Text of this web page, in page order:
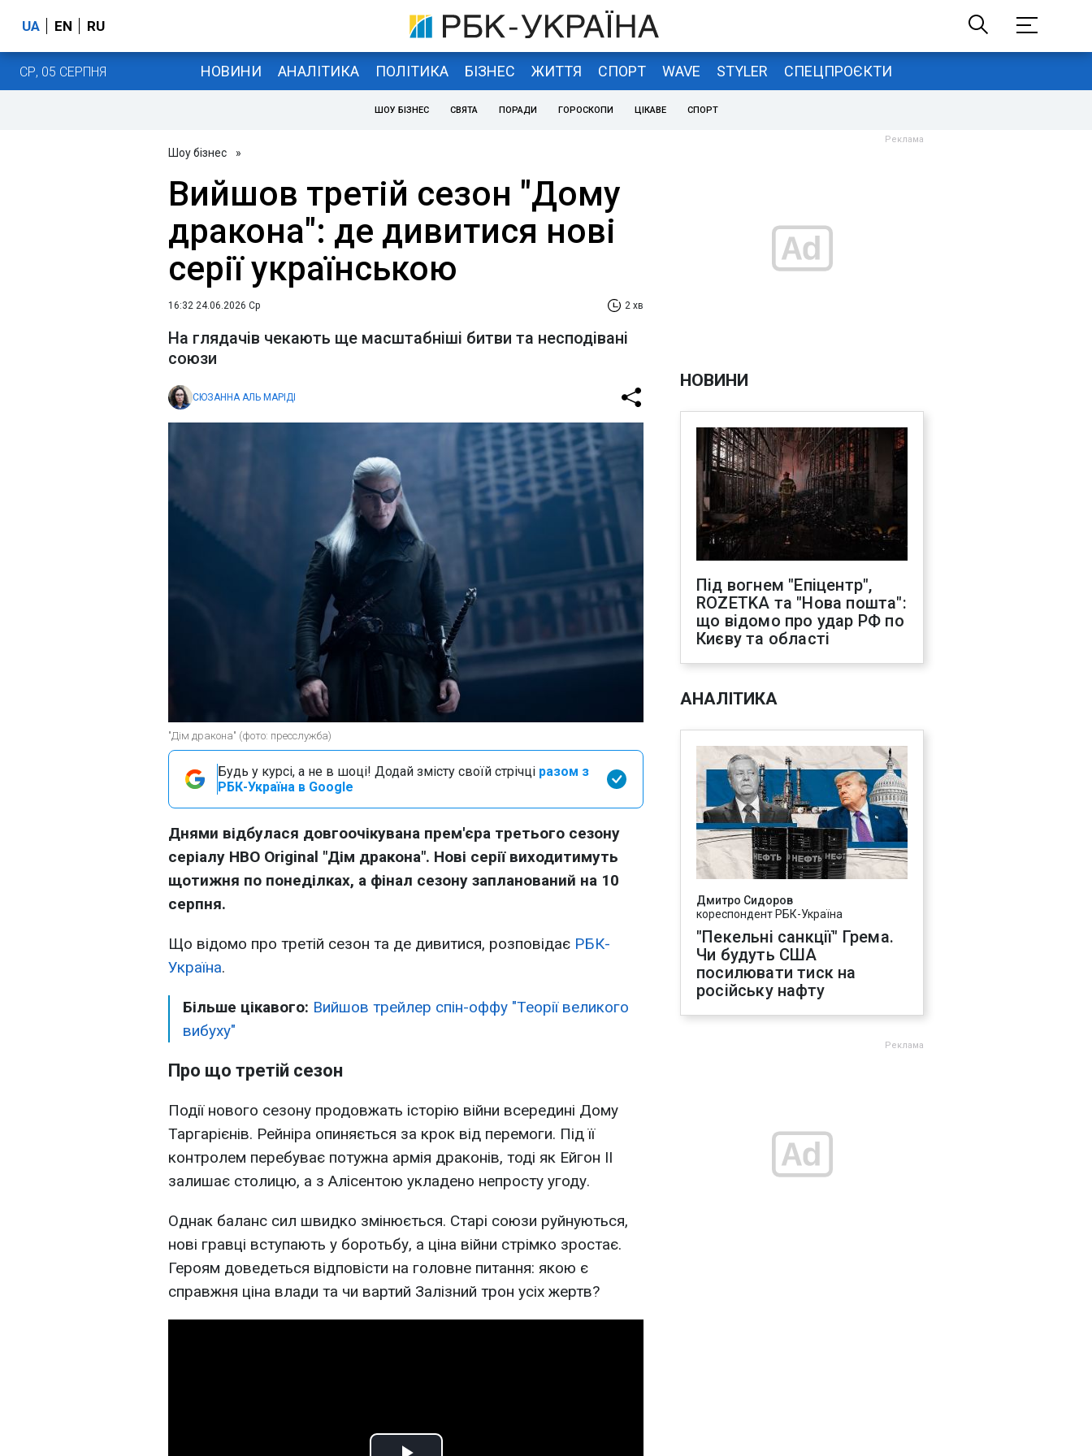
UA EN RU
СР, 05 СЕРПНЯ НОВИНИ АНАЛІТИКА ПОЛІТИКА БІЗНЕС ЖИТТЯ СПОРТ WAVE STYLER СПЕЦПРОЄКТИ
ШОУ БІЗНЕС СВЯТА ПОРАДИ ГОРОСКОПИ ЦІКАВЕ СПОРТ
Шоу бізнес »
Вийшов третій сезон "Дому
дракона": де дивитися нові
серії українською
16:32 24.06.2026 Ср 2 хв
На глядачів чекають ще масштабніші битви та несподівані
союзи
СЮЗАННА АЛЬ МАРІДІ
"Дім дракона" (фото: пресслужба)
Будь у курсі, а не в шоці! Додай змісту своїй стрічці разом з
РБК-Україна в Google
Днями відбулася довгоочікувана прем'єра третього сезону
серіалу HBO Original "Дім дракона". Нові серії виходитимуть
щотижня по понеділках, а фінал сезону запланований на 10
серпня.
Що відомо про третій сезон та де дивитися, розповідає РБК-
Україна.
Більше цікавого: Вийшов трейлер спін-оффу "Теорії великого
вибуху"
Про що третій сезон
Події нового сезону продовжать історію війни всередині Дому
Таргарієнів. Рейніра опиняється за крок від перемоги. Під її
контролем перебуває потужна армія драконів, тоді як Ейгон II
залишає столицю, а з Алісентою укладено непросту угоду.
Однак баланс сил швидко змінюється. Старі союзи руйнуються,
нові гравці вступають у боротьбу, а ціна війни стрімко зростає.
Героям доведеться відповісти на головне питання: якою є
справжня ціна влади та чи вартий Залізний трон усіх жертв?
НОВИНИ
Під вогнем "Епіцентр",
ROZETKA та "Нова пошта":
що відомо про удар РФ по
Києву та області
АНАЛІТИКА
Дмитро Сидоров
кореспондент РБК-Україна
"Пекельні санкції" Грема.
Чи будуть США
посилювати тиск на
російську нафту